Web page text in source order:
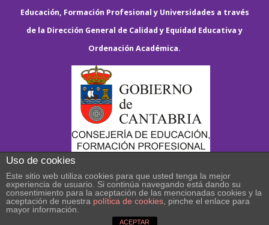
Educación, Formación Profesional y Universidades a través
de la Dirección General de Calidad y Equidad Educativa y
Ordenación Académica.
Uso de cookies
Este sitio web utiliza cookies para que usted tenga la mejor
experiencia de usuario. Si continúa navegando está dando su
consentimiento para la aceptación de las mencionadas cookies y la
aceptación de nuestra política de cookies , pinche el enlace para
mayor información.
ACEPTAR